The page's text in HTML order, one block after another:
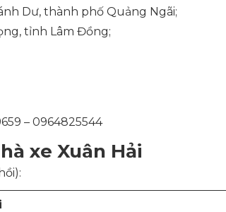
Dư, thành phố Quảng Ngãi;
tỉnh Lâm Đồng;
– 0964825544
xe Xuân Hải